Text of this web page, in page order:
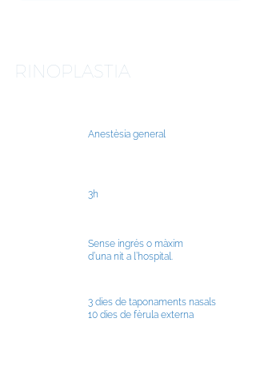
RINOPLASTIA
Anestèsia general
3h
Sense ingrés o màxim
d’una nit a l’hospital.
3 dies de taponaments nasals
10 dies de fèrula externa